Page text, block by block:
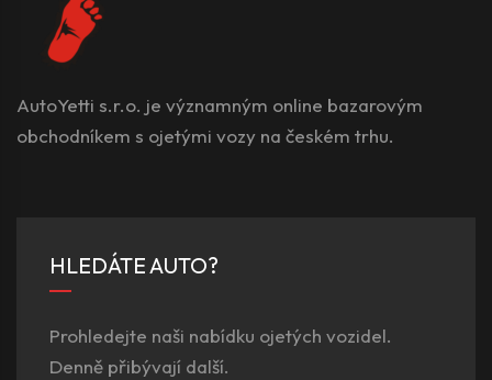
AutoYetti s.r.o. je významným online bazarovým
obchodníkem s ojetými vozy na českém trhu.
HLEDÁTE AUTO?
Prohledejte naši nabídku ojetých vozidel.
Denně přibývají další.